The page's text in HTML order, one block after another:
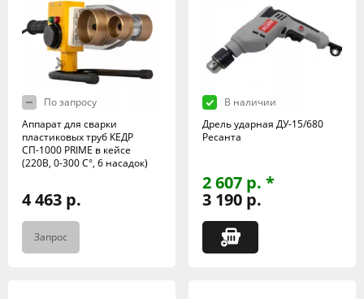
По запросу
Аппарат для сварки
пластиковых труб КЕДР
СП-1000 PRIME в кейсе
(220В, 0-300 C°, 6 насадок)
4 463 р.
Запрос
В наличии
Дрель ударная ДУ-15/680
Ресанта
2 607 р. *
3 190 р.